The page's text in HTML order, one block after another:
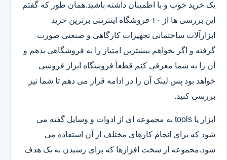
یک خرید خوب و با اطمینان داشته باشید.همان طور که گفتم
این بررسی ها از ۱۰ فروشگاه اینترنتی برترین خرید
ابزارآلات ساختمانی تجهیزات کارگاهی و صنعتی صورت
گرفته و اگر بخواهم بیشترین امتیاز را به فروشگاهی بدهم و
آن را به شما معرفی کنم قطعاً فروشگاه ابزار فروشی
خواهد بود پس لینک آن را در ادامه قرار می دهم تا شما نیز
بررسی کنید.
ابزار یا tools به مجموعه ای از ادوات و وسایل گفته می
شود که برای انجام کارهای مختلف از آن استفاده می
شود.مجموعه از سخت افزارها که برای رسیدن به یک هدف